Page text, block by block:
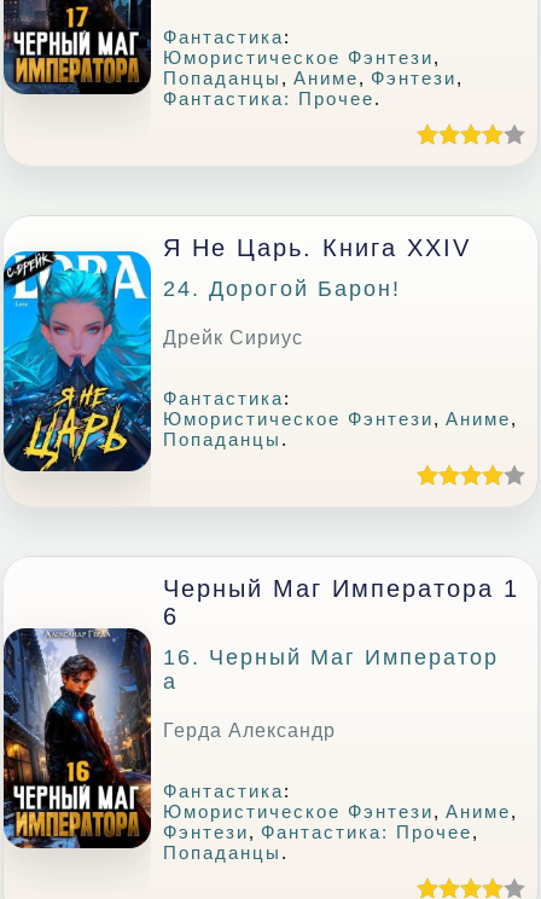
Фантастика:
Юмористическое Фэнтези,
Попаданцы ,Аниме, Фэнтези,
Фантастика: Прочее.
Я Не Царь. Книга XXIV
24. Дорогой Барон!
Дрейк Сириус
Фантастика:
Юмористическое Фэнтези,Аниме,
Попаданцы .
Черный Маг Императора 1
6
16. Черный Маг Император
А
Герда Александр
Фантастика:
Юмористическое Фэнтези,Аниме,
Фэнтези, Фантастика: Прочее,
Попаданцы .